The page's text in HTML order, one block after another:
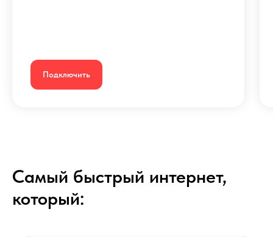
Подключить
Самый быстрый интернет,
который: